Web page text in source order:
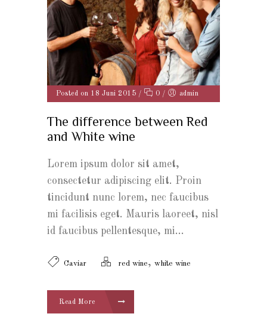
Posted on 18 Juni 2015 / 0 / admin
The difference between Red
and White wine
Lorem ipsum dolor sit amet,
consectetur adipiscing elit. Proin
tincidunt nunc lorem, nec faucibus
mi facilisis eget. Mauris laoreet, nisl
id faucibus pellentesque, mi...
Caviar red wine, white wine
Read More